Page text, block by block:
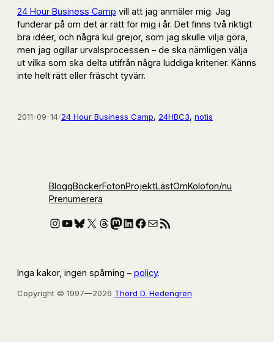
24 Hour Business Camp vill att jag anmäler mig. Jag
funderar på om det är rätt för mig i år. Det finns två riktigt
bra idéer, och några kul grejor, som jag skulle vilja göra,
men jag ogillar urvalsprocessen – de ska nämligen välja
ut vilka som ska delta utifrån några luddiga kriterier. Känns
inte helt rätt eller fräscht tyvärr.
2011-09-14/24 Hour Business Camp, 24HBC3, notis
BloggBöckerFotonProjektLästOmKolofon/nu
Prenumerera
Instagram
YouTube
Bluesky
X Threads
Mastodon
LinkedIn
Facebook
E-postRSS-flöde
Inga kakor, ingen spårning – policy.
Copyright © 1997—2026 Thord D. Hedengren